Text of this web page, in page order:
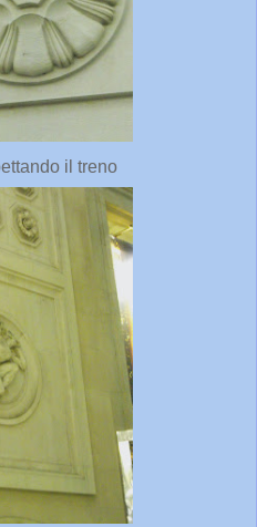
il treno